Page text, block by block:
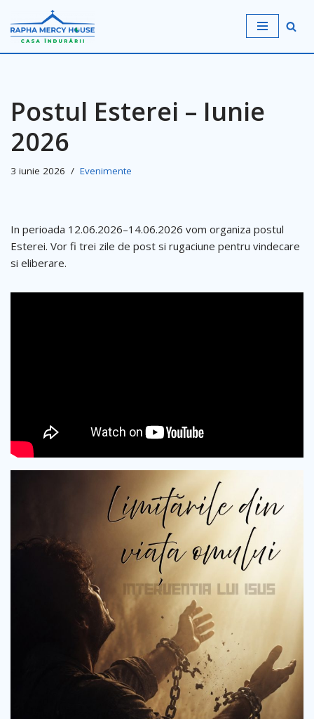
Sari
la
Postul Esterei – Iunie
2026
3 iunie 2026 Evenimente
In perioada 12.06.2026–14.06.2026 vom organiza postul
Esterei. Vor fi trei zile de post si rugaciune pentru vindecare
si eliberare.